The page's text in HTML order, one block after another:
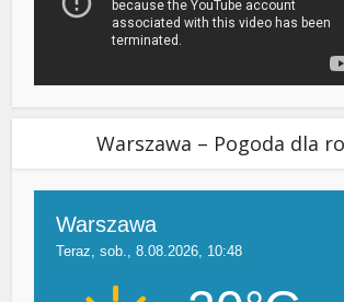
Warszawa – Pogoda dla